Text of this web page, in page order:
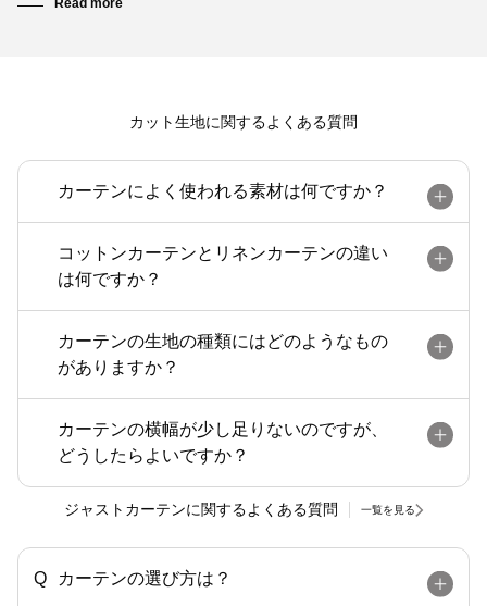
カット生地に関するよくある質問
カーテンによく使われる素材は何ですか？
コットンカーテンとリネンカーテンの違い
は何ですか？
カーテンの生地の種類にはどのようなもの
がありますか？
カーテンの横幅が少し足りないのですが、
どうしたらよいですか？
ジャストカーテンに関するよくある質問 一覧を見る
カーテンの選び方は？